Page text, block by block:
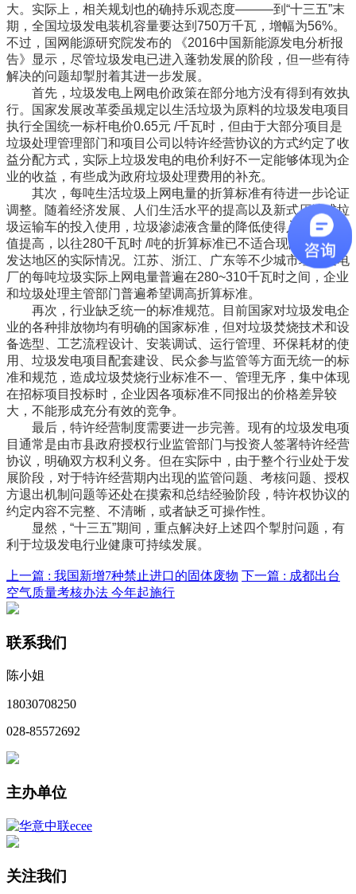
大。实际上，相关规划也的确持乐观态度———到“十三五”末
期，全国垃圾发电装机容量要达到750万千瓦，增幅为56%。
不过，国网能源研究院发布的 《2016中国新能源发电分析报
告》显示，尽管垃圾发电已进入蓬勃发展的阶段，但一些有待
解决的问题却掣肘着其进一步发展。
首先，垃圾发电上网电价政策在部分地方没有得到有效执
行。国家发展改革委虽规定以生活垃圾为原料的垃圾发电项目
执行全国统一标杆电价0.65元 /千瓦时，但由于大部分项目是
垃圾处理管理部门和项目公司以特许经营协议的方式约定了收
益分配方式，实际上垃圾发电的电价利好不一定能够体现为企
业的收益，有些成为政府垃圾处理费用的补充。
其次，每吨生活垃圾上网电量的折算标准有待进一步论证
调整。随着经济发展、人们生活水平的提高以及新式压缩式垃
圾运输车的投入使用，垃圾渗滤液含量的降低使得入炉垃圾热
值提高，以往280千瓦时 /吨的折算标准已不适合现阶段经济
发达地区的实际情况。江苏、浙江、广东等不少城市垃圾发电
厂的每吨垃圾实际上网电量普遍在280~310千瓦时之间，企业
和垃圾处理主管部门普遍希望调高折算标准。
再次，行业缺乏统一的标准规范。目前国家对垃圾发电企
业的各种排放物均有明确的国家标准，但对垃圾焚烧技术和设
备选型、工艺流程设计、安装调试、运行管理、环保耗材的使
用、垃圾发电项目配套建设、民众参与监管等方面无统一的标
准和规范，造成垃圾焚烧行业标准不一、管理无序，集中体现
在招标项目投标时，企业因各项标准不同报出的价格差异较
大，不能形成充分有效的竞争。
最后，特许经营制度需要进一步完善。现有的垃圾发电项
目通常是由市县政府授权行业监管部门与投资人签署特许经营
协议，明确双方权利义务。但在实际中，由于整个行业处于发
展阶段，对于特许经营期内出现的监管问题、考核问题、授权
方退出机制问题等还处在摸索和总结经验阶段，特许权协议的
约定内容不完整、不清晰，或者缺乏可操作性。
显然，“十三五”期间，重点解决好上述四个掣肘问题，有
利于垃圾发电行业健康可持续发展。
上一篇 : 我国新增7种禁止进口的固体废物 下一篇 : 成都出台
空气质量考核办法 今年起施行
联系我们
陈小姐
18030708250
028-85572692
主办单位
关注我们